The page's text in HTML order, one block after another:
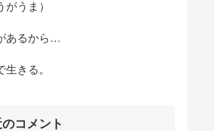
がうま）
あるから…
生きる。
コメント